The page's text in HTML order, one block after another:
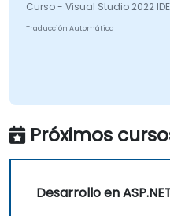
Curso - Visual Studio 2022 IDE
Traducción Automática
Próximos
Desarrollo en